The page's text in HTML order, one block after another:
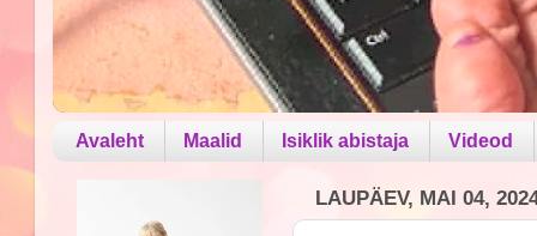
Avaleht Maalid Isiklik abistaja Videod
LAUPÄEV, MAI 04,